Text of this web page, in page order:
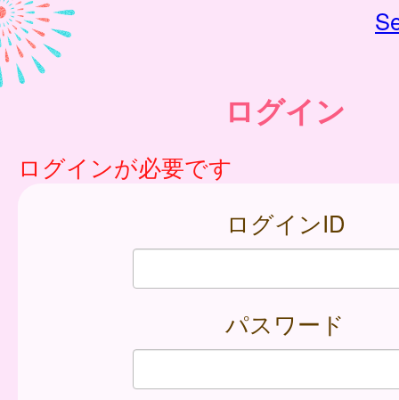
ログイン
ログインが必要です
ログインID
パスワード